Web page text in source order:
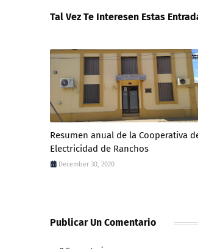
Tal Vez Te Interesen Estas
Resumen anual de la Cooperativa
Electricidad de Ranchos
December 30, 2020
Publicar Un Comentario